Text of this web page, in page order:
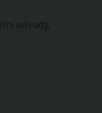
návody,